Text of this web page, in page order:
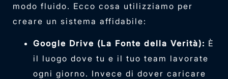
modo fluido. Ecco cosa utilizziamo per
creare un sistema affidabile:
Google Drive (La Fonte della Verità): È
il luogo dove tu e il tuo team lavorate
ogni giorno. Invece di dover caricare